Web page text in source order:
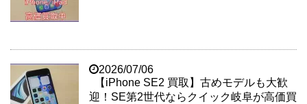
2026/07/06
【iPhone SE2 買取】古めモデルも大歓
迎！SE第2世代ならクイック岐阜が高価買